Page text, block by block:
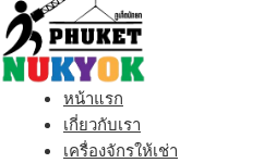
หน้าแรก
เกี่ยวกับเรา
เครื่องจักรให้เช่า